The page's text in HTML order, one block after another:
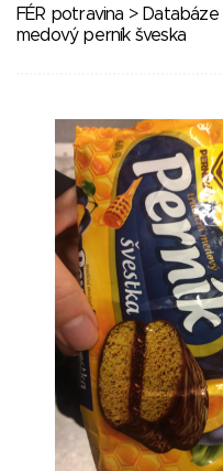
FÉR potravina >
medový perník šveska